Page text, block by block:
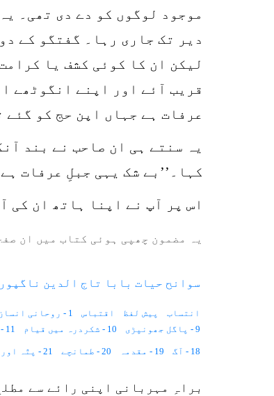
موجود لوگوں کو دے دی تھی۔
دیر تک جاری رہا۔ گفتگو کے
لیکن ان کا کوئی کشف یا
قریب آئے اور اپنے انگوٹھے
عرفات ہے جہاں اپن حج کو گئے
یہ سنتے ہی ان صاحب نے بند
کہا۔’’بے شک یہی جبلِ عرفات
اس پر آپ نے اپنا ہاتھ ان کی
یہ مضمون چھپی ہوئی کتاب میں ان
سوانح حیات بابا تاج الدین
انتساب پیش لفظ اقتباس 1 - روحانی انسان
9 - پاگل جھونپڑی
10 - شکردرہ میں قیام 11 - واکی میں قیام
18 - آگ 19 - مقدمہ 20 - طمانچے 21 - پتّہ اور انجن
37 - دست گیر
38 - دوتھال میں سارا ہے 39 - بدکردار لڑکا براہِ مہربانی اپنی رائے سے